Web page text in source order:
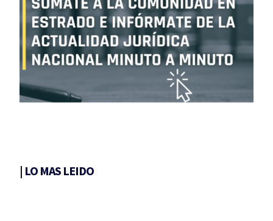
| LO MAS LEIDO